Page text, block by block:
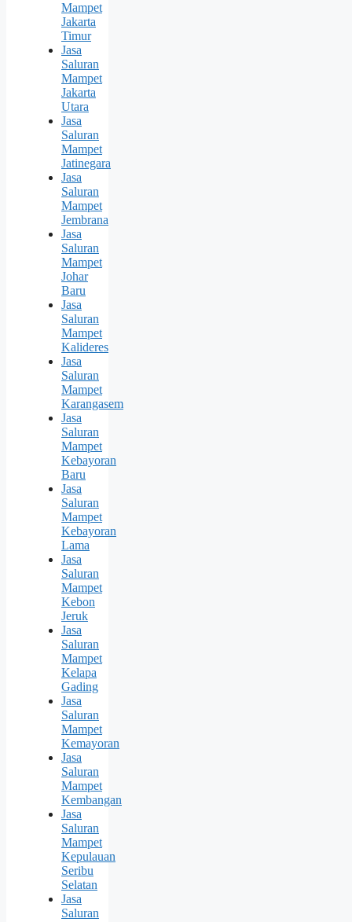
Mampet
Jakarta
Timur
Jasa
Saluran
Mampet
Jakarta
Utara
Jasa
Saluran
Mampet
Jatinegara
Jasa
Saluran
Mampet
Jembrana
Jasa
Saluran
Mampet
Johar
Baru
Jasa
Saluran
Mampet
Kalideres
Jasa
Saluran
Mampet
Karangasem
Jasa
Saluran
Mampet
Kebayoran
Baru
Jasa
Saluran
Mampet
Kebayoran
Lama
Jasa
Saluran
Mampet
Kebon
Jeruk
Jasa
Saluran
Mampet
Kelapa
Gading
Jasa
Saluran
Mampet
Kemayoran
Jasa
Saluran
Mampet
Kembangan
Jasa
Saluran
Mampet
Kepulauan
Seribu
Selatan
Jasa
Saluran